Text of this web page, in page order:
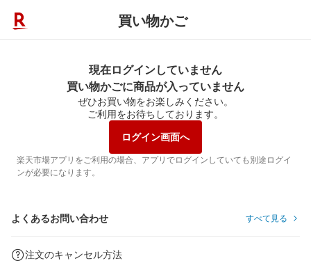
買い物かご
現在ログインしていません
買い物かごに商品が入っていません
ぜひお買い物をお楽しみください。
ご利用をお待ちしております。
ログイン画面へ
楽天市場アプリをご利用の場合、アプリでログインしていても別途ログイ
ンが必要になります。
よくあるお問い合わせ すべて見る
注文のキャンセル方法